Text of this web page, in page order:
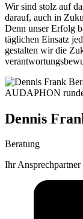
Wir sind stolz auf
darauf, auch in
Denn unser Erfolg
täglichen Einsatz
gestalten wir die
Dennis
Beratung
Ihr